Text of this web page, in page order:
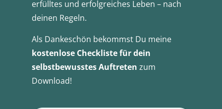
erfülltes und erfolgreiches Leben – nach
deinen Regeln.
Als Dankeschön bekommst Du meine
kostenlose Checkliste für dein
selbstbewusstes Auftreten zum
Download!